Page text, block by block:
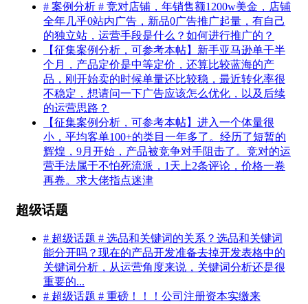
# 案例分析 # 竞对店铺，年销售额1200w美金，店铺
全年几乎0站内广告，新品0广告推广起量，有自己
的独立站，运营手段是什么？如何进行推广的？
【征集案例分析，可参考本帖】新手亚马逊单干半
个月，产品定价是中等定价，还算比较蓝海的产
品，刚开始卖的时候单量还比较稳，最近转化率很
不稳定，想请问一下广告应该怎么优化，以及后续
的运营思路？
【征集案例分析，可参考本帖】进入一个体量很
小，平均客单100+的类目一年多了。经历了短暂的
辉煌，9月开始，产品被竞争对手阻击了。竞对的运
营手法属于不怕死流派，1天上2条评论，价格一卷
再卷。求大佬指点迷津
超级话题
# 超级话题 # 选品和关键词的关系？选品和关键词
能分开吗？现在的产品开发准备去掉开发表格中的
关键词分析，从运营角度来说，关键词分析还是很
重要的...
# 超级话题 # 重磅！！！公司注册资本实缴来